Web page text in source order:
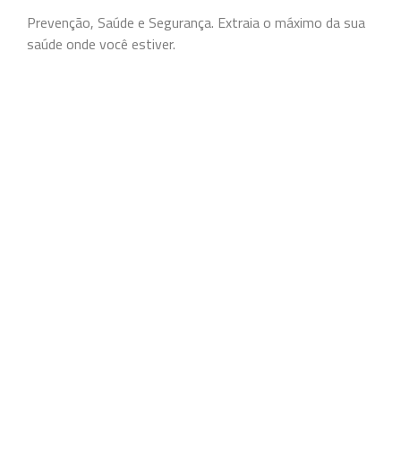
Prevenção, Saúde e Segurança. Extraia o máximo da sua
saúde onde você estiver.